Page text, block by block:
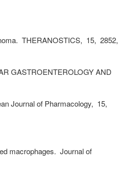
THERANOSTICS, 15, 2852,
GASTROENTEROLOGY AND
Journal of Pharmacology, 15,
macrophages. Journal of